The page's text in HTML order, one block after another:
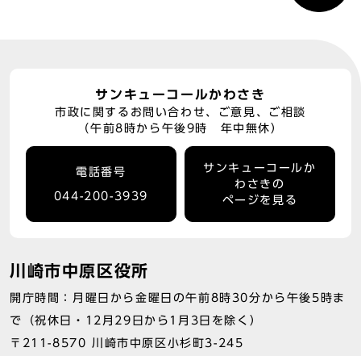
サンキューコールかわさき
市政に関するお問い合わせ、ご意見、ご相談
（午前8時から午後9時 年中無休）
電話番号
044-200-3939
サンキューコールか
わさきの
ページを見る
川崎市中原区役所
開庁時間：月曜日から金曜日の午前8時30分から午後5時ま
で（祝休日・12月29日から1月3日を除く）
〒211-8570 川崎市中原区小杉町3-245